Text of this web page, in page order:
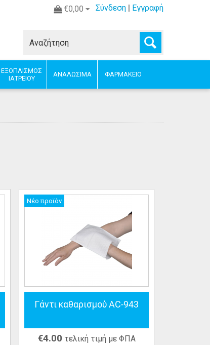
Σύνδεση| Εγγραφή
€0,00
ΕΞΟΠΛΙΣΜΟΣ
ΙΑΤΡΕΙΟΥ
ΑΝΑΛΩΣΙΜΑ ΦΑΡΜΑΚΕΙΟ
Γάντι καθαρισμού AC-943
€4.00 τελική τιμή με ΦΠΑ
Νέο προϊόν